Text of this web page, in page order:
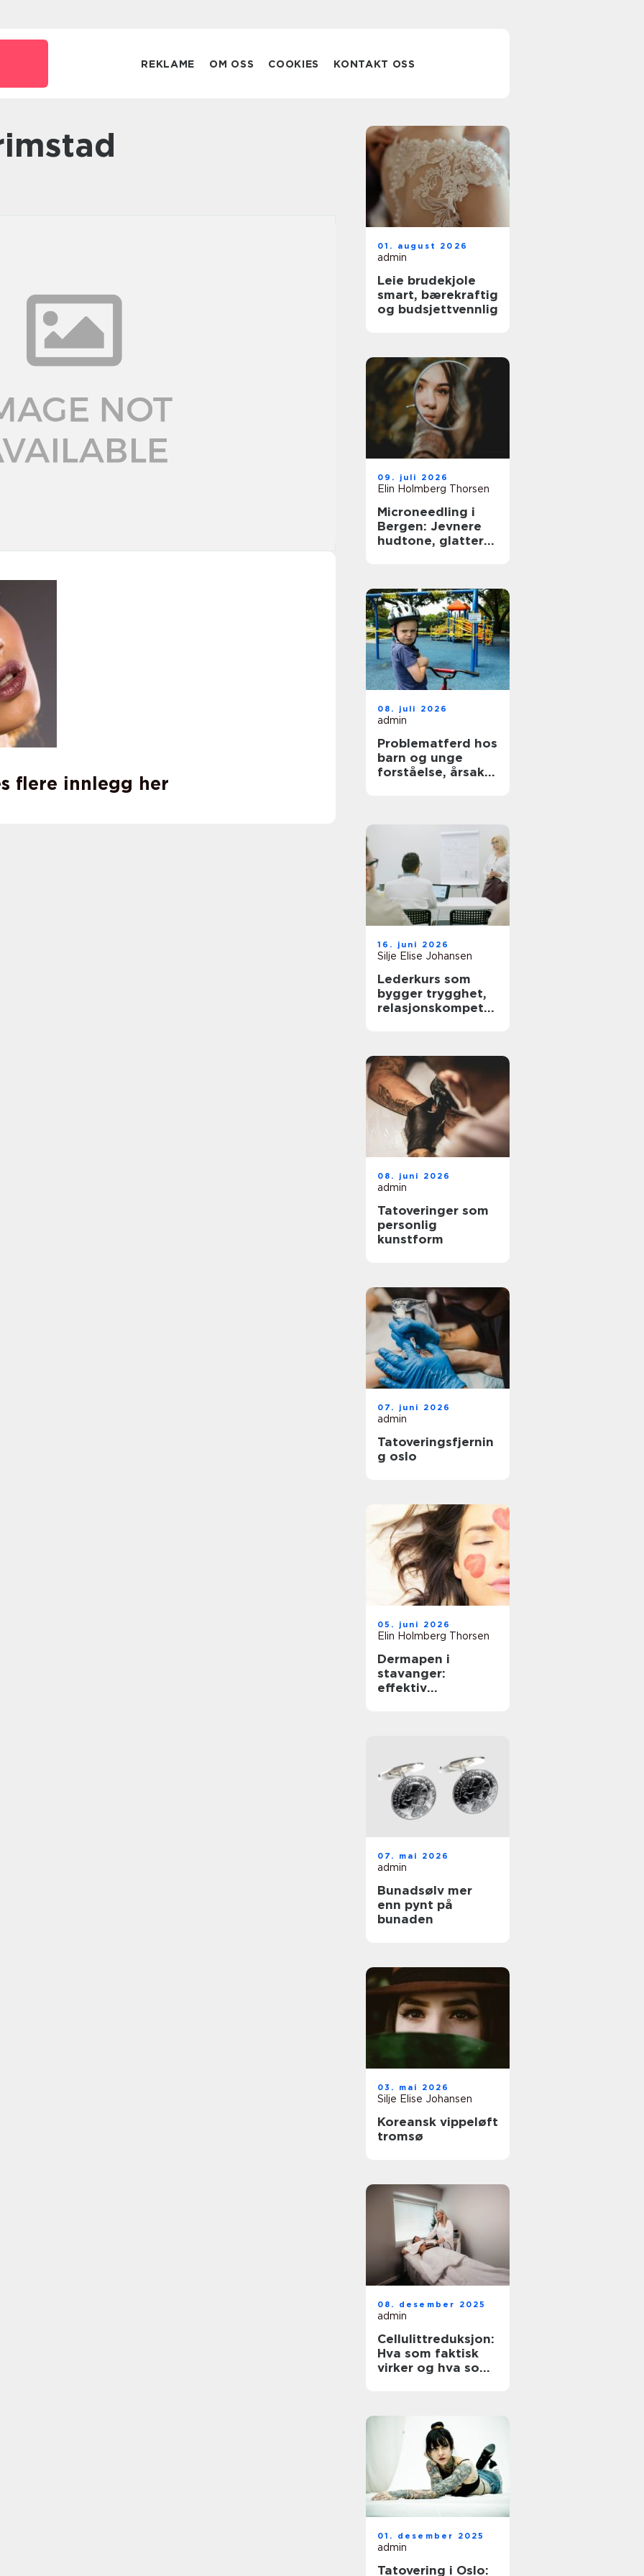
REKLAME OM OSS COOKIES KONTAKT OSS
flere innlegg her
01. august 2026
admin
Leie brudekjole
smart, bærekraftig
og budsjettvennlig
09. juli 2026
Elin Holmberg Thorsen
Microneedling i
Bergen: Jevnere
hudtone, glattere
08. juli 2026
admin
Problematferd hos
barn og unge
forståelse, årsaker
16. juni 2026
Silje Elise Johansen
Lederkurs som
bygger trygghet,
relasjonskompeta
08. juni 2026
admin
Tatoveringer som
personlig
kunstform
07. juni 2026
admin
Tatoveringsfjernin
g oslo
05. juni 2026
Elin Holmberg Thorsen
Dermapen i
stavanger:
effektiv
07. mai 2026
admin
Bunadsølv mer
enn pynt på
bunaden
03. mai 2026
Silje Elise Johansen
Koreansk vippeløft
tromsø
08. desember 2025
admin
Cellulittreduksjon:
Hva som faktisk
virker og hva som
01. desember 2025
admin
Tatovering i Oslo: